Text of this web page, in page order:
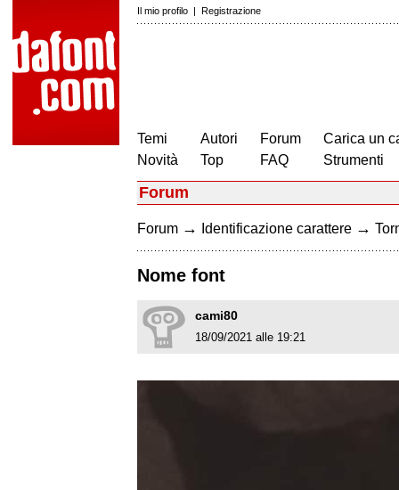
Il mio profilo | Registrazione
Temi
Novità
Autori
Top
Forum
FAQ
Carica un
Strumenti
Forum
Forum → Identificazione carattere →
Nome font
cami80
18/09/2021 alle 19:21